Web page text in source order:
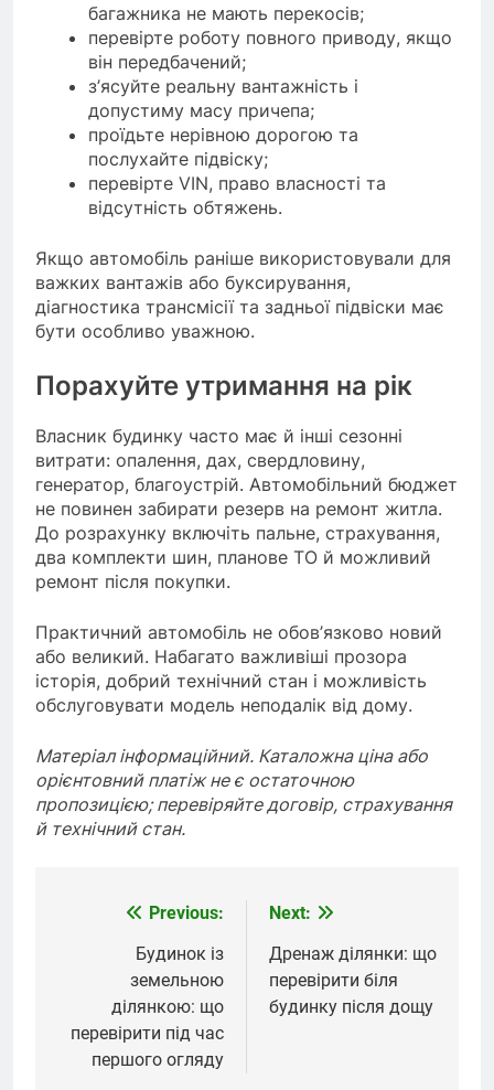
багажника не мають перекосів;
перевірте роботу повного приводу, якщо
він передбачений;
з’ясуйте реальну вантажність і
допустиму масу причепа;
проїдьте нерівною дорогою та
послухайте підвіску;
перевірте VIN, право власності та
відсутність обтяжень.
Якщо автомобіль раніше використовували для
важких вантажів або буксирування,
діагностика трансмісії та задньої підвіски має
бути особливо уважною.
Порахуйте утримання на рік
Власник будинку часто має й інші сезонні
витрати: опалення, дах, свердловину,
генератор, благоустрій. Автомобільний бюджет
не повинен забирати резерв на ремонт житла.
До розрахунку включіть пальне, страхування,
два комплекти шин, планове ТО й можливий
ремонт після покупки.
Практичний автомобіль не обов’язково новий
або великий. Набагато важливіші прозора
історія, добрий технічний стан і можливість
обслуговувати модель неподалік від дому.
Матеріал інформаційний. Каталожна ціна або
орієнтовний платіж не є остаточною
пропозицією; перевіряйте договір, страхування
й технічний стан.
Навігація
записів
Previous:
Будинок із
земельною
ділянкою: що
перевірити під час
першого огляду
Next:
Дренаж ділянки: що
перевірити біля
будинку після дощу